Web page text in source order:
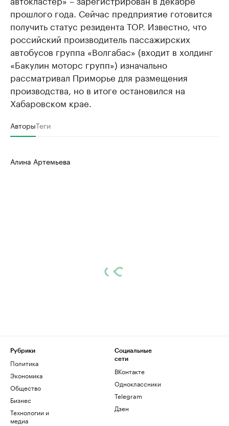
прошлого года. Сейчас предприятие готовится
получить статус резидента ТОР. Известно, что
российский производитель пассажирских
автобусов группа «Волгабас» (входит в холдинг
«Бакулин моторс групп») изначально
рассматривал Приморье для размещения
производства, но в итоге остановился на
Хабаровском крае.
АвторыТеги
Алина Артемьева
Рубрики
Политика
Экономика
Общество
Бизнес
Технологии и
медиа
Социальные
сети
ВКонтакте
Одноклассники
Telegram
Дзен